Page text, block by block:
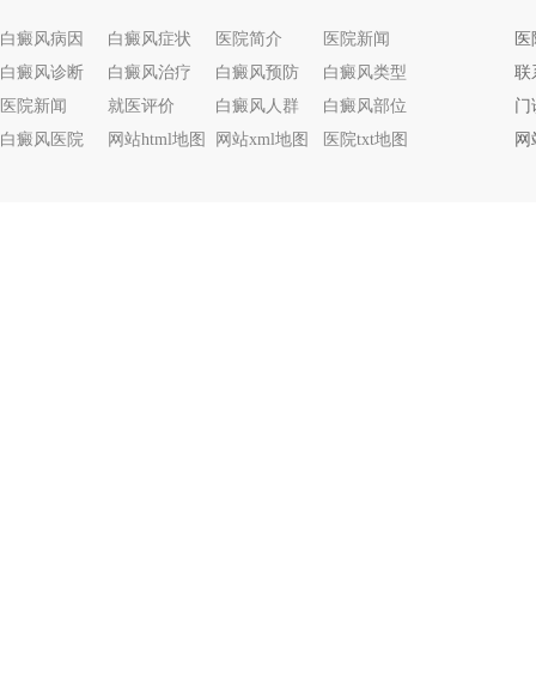
白癜风病因 白癜风症状 医院简介
医院新闻
白癜风诊断
白癜风治疗 白癜风预防
白癜风类型
医院新闻
就医评价 白癜风人群
白癜风部位
白癜风医院
网站html地图 网站xml地图 医院txt地图
联
门